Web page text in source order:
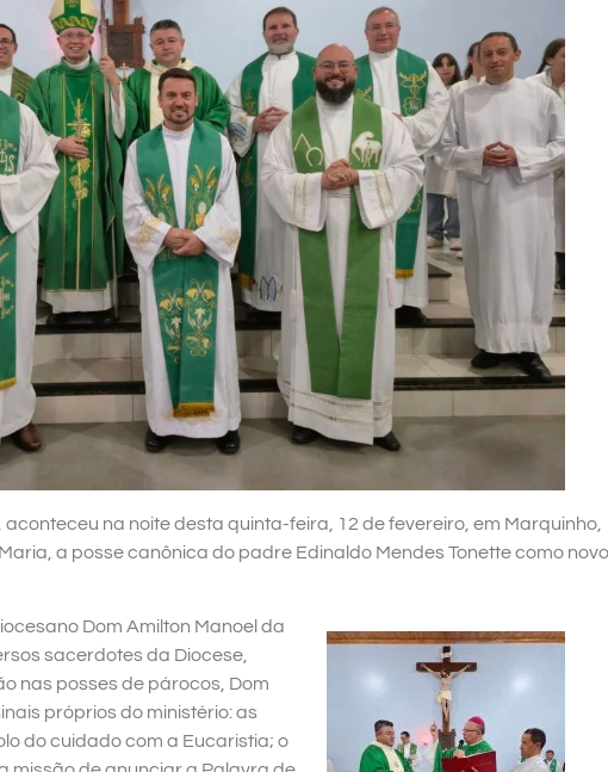
na noite desta quinta-feira, 12 de fevereiro, em Marquinho,
a posse canônica do padre Edinaldo Mendes Tonette como novo
Dom Amilton Manoel da
sacerdotes da Diocese,
nas posses de párocos, Dom
próprios do ministério: as
do cuidado com a Eucaristia; o